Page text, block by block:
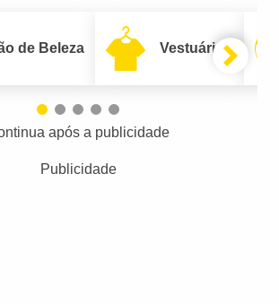
de Beleza Vestuário
após a publicidade
Publicidade